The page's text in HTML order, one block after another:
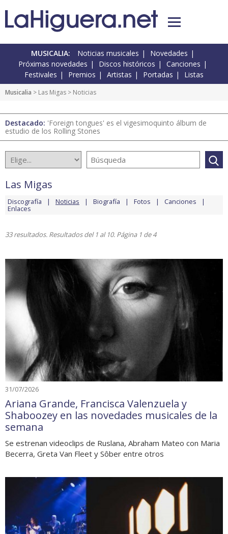
MUSICALIA: Noticias musicales
Novedades
Próximas novedades
Discos históricos
Canciones
Festivales
Premios Artistas Portadas Listas
Musicalia > Las Migas > Noticias
Destacado: 'Foreign tongues' es el vigesimoquinto álbum de
estudio de los Rolling Stones
Las Migas
Discografía Noticias Biografía Fotos Canciones
Enlaces
33 resultados. Resultados del 1 al 10. Página 1 de 4
31/07/2026
Ariana Grande, Francisca Valenzuela y
Shaboozey en las novedades musicales de la
semana
Se estrenan videoclips de Ruslana, Abraham Mateo con Maria
Becerra, Greta Van Fleet y Sôber entre otros